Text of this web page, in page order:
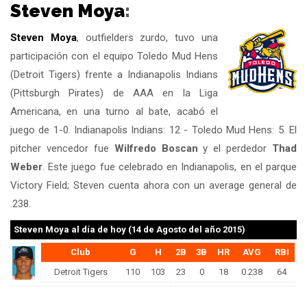
Steven Moya:
Steven Moya, outfielders zurdo, tuvo una
participación con el equipo Toledo Mud Hens
(Detroit Tigers) frente a Indianapolis Indians
(Pittsburgh Pirates) de AAA en la Liga
Americana, en una turno al bate, acabó el
juego de 1-0. Indianapolis Indians: 12 - Toledo Mud Hens: 5. El
pitcher vencedor fue Wilfredo Boscan y el perdedor Thad
Weber. Este juego fue celebrado en Indianapolis, en el parque
Victory Field; Steven cuenta ahora con un average general de
.238.
Steven Moya al día de hoy (14 de Agosto del año 2015)
Club G H 2B 3B HR AVG
RBI
Detroit Tigers
110 103 23 0 18 0.238 64